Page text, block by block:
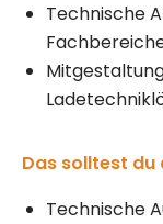
Technische
Das solltest
Technische